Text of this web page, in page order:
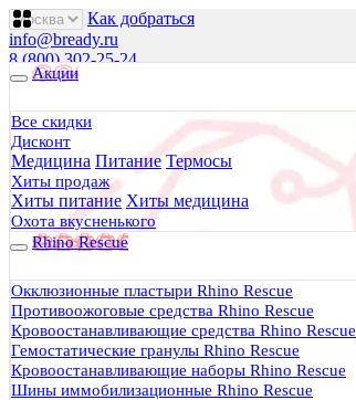
Как добраться
info@bready.ru
8 (800) 302-25-24
Пн 0900- 18
Будь Готов
Магазин походного снаряжения
все для туризма, охоты, рыбалки
Каталог
Акции
Все скидки
Дисконт
Медицина Питание Термосы
Хиты продаж
Хиты питание Хиты медицина
Охота вкусненького
Rhino Rescue
Окклюзионные пластыри Rhino Rescue
Противоожоговые средства Rhino Rescue
Кровоостанавливающие средства Rhino Rescue
Гемостатические гранулы Rhino Rescue
Кровоостанавливающие наборы Rhino Rescue
Шины иммобилизационные Rhino Rescue
0 руб.
0